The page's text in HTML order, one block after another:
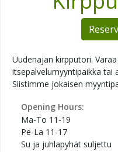
Uudenajan kirpputori.
itsepalvelumyyntipaikka tai
Siistimme jokaisen
Opening Hours:
Ma-To 11-19
Pe-La 11-17
Su ja juhlapyhät suljettu